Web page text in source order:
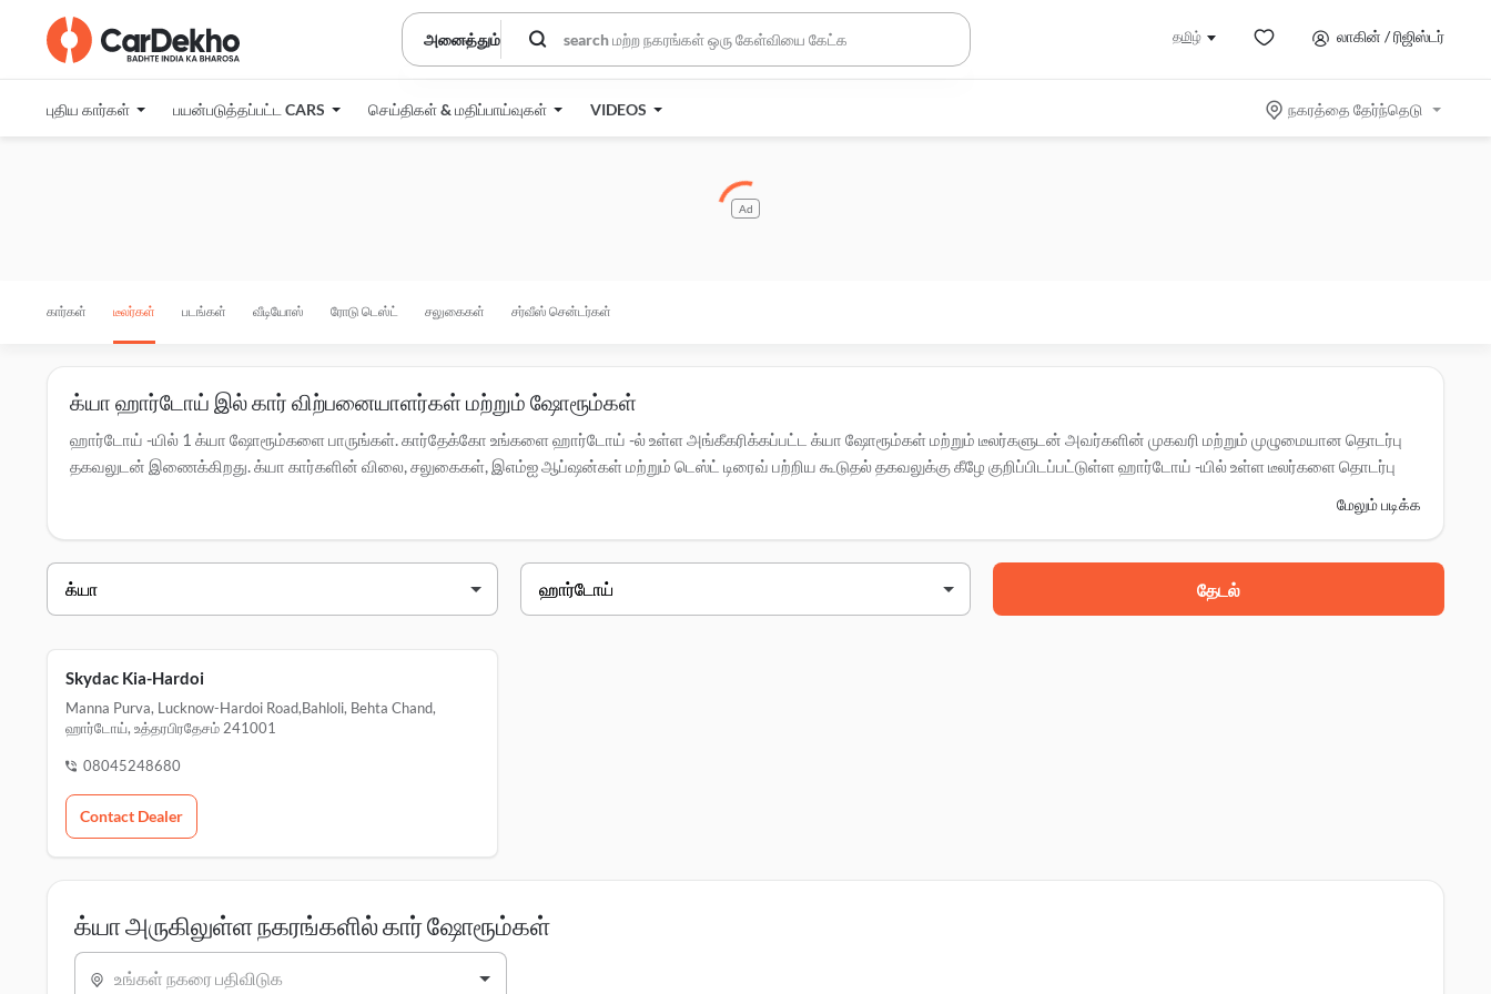
அனைத்தும் தமிழ் லாகின் / ரிஜிஸ்டர்
புதிய கார்கள் பயன்படுத்தப்பட்ட CARS செய்திகள் & மதிப்பாய்வுகள் VIDEOS நகரத்தை தேர்ந்தெடு
Ad
கார்கள் டீலர்கள் படங்கள் வீடியோஸ் ரோடு டெஸ்ட் சலுகைகள் சர்வீஸ் சென்டர்கள்
க்யா ஹார்டோய் இல் கார் விற்பனையாளர்கள் மற்றும் ஷோரூம்கள்
ஹார்டோய் -யில் 1 க்யா ஷோரூம்களை பாருங்கள். கார்தேக்கோ உங்களை ஹார்டோய் -ல் உள்ள அங்கீகரிக்கப்பட்ட க்யா ஷோரூம்கள் மற்றும் டீலர்களுடன் அவர்களின் முகவரி மற்றும் முழுமையான தொடர்பு
தகவலுடன் இணைக்கிறது. க்யா கார்களின் விலை, சலுகைகள், இஎம்ஐ ஆப்ஷன்கள் மற்றும் டெஸ்ட் டிரைவ் பற்றிய கூடுதல் தகவலுக்கு கீழே குறிப்பிடப்பட்டுள்ள ஹார்டோய் -யில் உள்ள டீலர்களை தொடர்பு
skydac kia-hardoi manna purva, lucknow-hardoi road,bahloli, behta chand, ஹார்டோய், 241001
மேலும் படிக்க
தேடல்
Skydac Kia-Hardoi
Manna Purva, Lucknow-Hardoi Road,bahloli, Behta Chand,
ஹார்டோய், உத்தரபிரதேசம் 241001
08045248680
Contact Dealer
க்யா அருகிலுள்ள நகரங்களில் கார் ஷோரூம்கள்
உங்கள் நகரை பதிவிடுக